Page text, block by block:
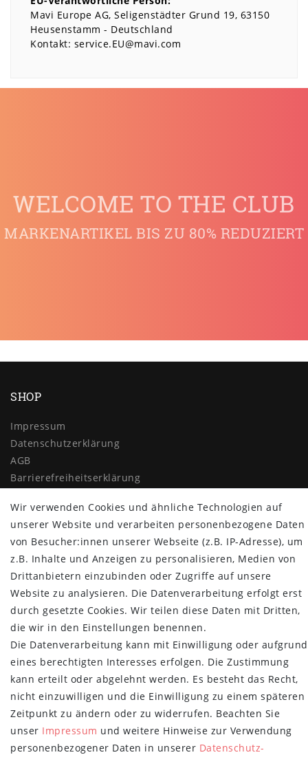
Mavi Europe AG Seligenstädter Grund 19 63150
Heusenstamm
Deutschland
Kontakt: service.EU@mavi.com
WELCOME TO THE CLUB
MARKENARTIKEL BIS ZU 80% REDUZIERT
SHOP
Impressum
Daten­schutz­erklärung
AGB
Barrierefreiheitserklärung
Vertrag widerrufen
MYPOPUPCLUB
Über uns
Retoure
Versand- und Zahlungsbedingungen
NEWSLETTER
E-MAIL **
Newsletter
Honig
Hiermit bestätige ich, dass ich die Daten­schutz­erklärunggelesen habe.
Meine Einwilligung kann ich jederzeit widerrufen.**
Abonnieren
Wir verwenden Cookies und ähnliche Technologien auf
unserer Website und verarbeiten personenbezogene Daten
von Besucher:innen unserer Webseite (z.B. IP-Adresse), um
z.B. Inhalte und Anzeigen zu personalisieren, Medien von
Drittanbietern einzubinden oder Zugriffe auf unsere
Website zu analysieren. Die Datenverarbeitung erfolgt erst
durch gesetzte Cookies. Wir teilen diese Daten mit Dritten,
die wir in den Einstellungen benennen.
Die Datenverarbeitung kann mit Einwilligung oder aufgrund
eines berechtigten Interesses erfolgen. Die Zustimmung
kann erteilt oder abgelehnt werden. Es besteht das Recht,
nicht einzuwilligen und die Einwilligung zu einem späteren
Zeitpunkt zu ändern oder zu widerrufen. Beachten Sie
unser Impressum und weitere Hinweise zur Verwendung
personenbezogener Daten in unserer Daten­schutz­